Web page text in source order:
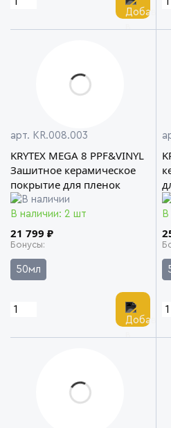
арт. KR.008.003
KRYTEX MEGA 8 PPF&VINYL
Зашитное керамическое
покрытие для пленок
В наличии: 2 шт
21 799 ₽
Бонусы
50мл